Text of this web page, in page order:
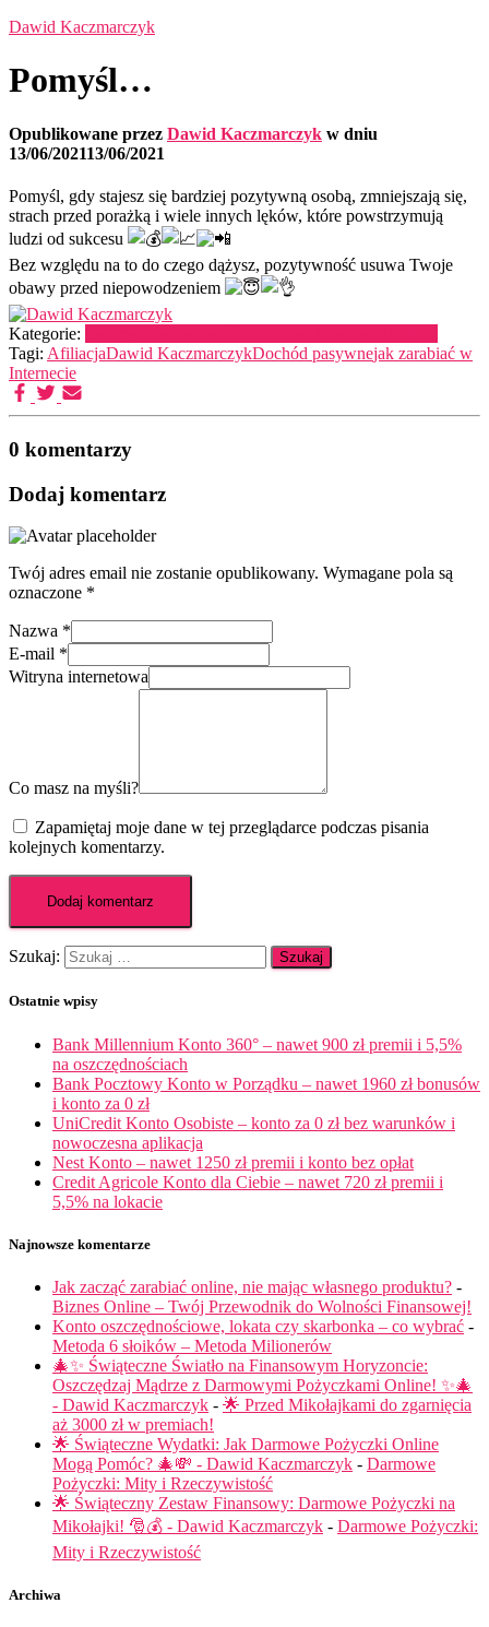
Dawid Kaczmarczyk
Pomyśl…
Opublikowane przez Dawid Kaczmarczyk w dniu
13/06/202113/06/2021
Pomyśl, gdy stajesz się bardziej pozytywną osobą, zmniejszają się,
strach przed porażką i wiele innych lęków, które powstrzymują
ludzi od sukcesu
Bez względu na to do czego dążysz, pozytywność usuwa Twoje
obawy przed niepowodzeniem
Kategorie:
Tagi: AfiliacjaDawid KaczmarczykDochód pasywnejak zarabiać w
Internecie
0 komentarzy
Dodaj komentarz
Twój adres email nie zostanie opublikowany. Wymagane pola są
oznaczone *
Nazwa *
E-mail *
Witryna internetowa
Co masz na myśli?
Zapamiętaj moje dane w tej przeglądarce podczas pisania
kolejnych komentarzy.
Szukaj:
Ostatnie wpisy
Bank Millennium Konto 360° – nawet 900 zł premii i 5,5%
na oszczędnościach
Bank Pocztowy Konto w Porządku – nawet 1960 zł bonusów
i konto za 0 zł
UniCredit Konto Osobiste – konto za 0 zł bez warunków i
nowoczesna aplikacja
Nest Konto – nawet 1250 zł premii i konto bez opłat
Credit Agricole Konto dla Ciebie – nawet 720 zł premii i
5,5% na lokacie
Najnowsze komentarze
Jak zacząć zarabiać online, nie mając własnego produktu? -
Biznes Online – Twój Przewodnik do Wolności Finansowej!
Konto oszczędnościowe, lokata czy skarbonka – co wybrać -
Metoda 6 słoików – Metoda Milionerów
🎄✨ Świąteczne Światło na Finansowym Horyzoncie:
Oszczędzaj Mądrze z Darmowymi Pożyczkami Online! ✨🎄
- Dawid Kaczmarczyk - 🌟 Przed Mikołajkami do zgarnięcia
aż 3000 zł w premiach!
🌟 Świąteczne Wydatki: Jak Darmowe Pożyczki Online
Mogą Pomóc? 🎄💸 - Dawid Kaczmarczyk - Darmowe
Pożyczki: Mity i Rzeczywistość
🌟 Świąteczny Zestaw Finansowy: Darmowe Pożyczki na
Mikołajki! 🎅💰 - Dawid Kaczmarczyk - Darmowe Pożyczki:
Mity i Rzeczywistość
Archiwa